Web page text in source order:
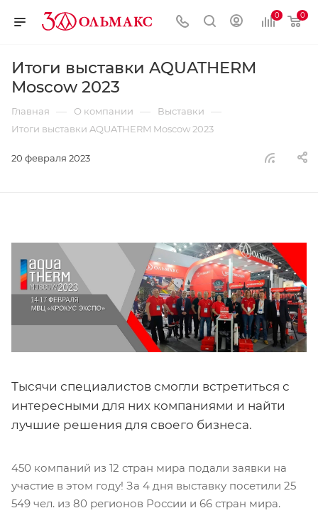
0 0
Итоги выставки AQUATHERM
Moscow 2023
Главная — О компании — Выставки —
Итоги выставки AQUATHERM Moscow 2023
20 февраля 2023
Тысячи специалистов смогли встретиться с
интересными для них компаниями и найти
лучшие решения для своего бизнеса.
450 компаний из 12 стран мира подали заявки на
участие в этом году! За 4 дня выставку посетили 25
549 чел. из 80 регионов России и 66 стран мира.